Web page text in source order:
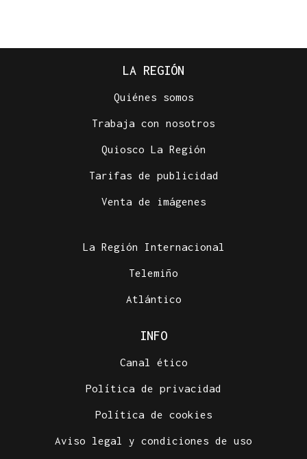
Galería | Celanova regresó a su pasado castrexo,
LA REGIÓN
Quiénes somos
Trabaja con nosotros
Quiosco La Región
Tarifas de publicidad
Venta de imágenes
La Región Internacional
Telemiño
Atlántico
INFO
Canal ético
Política de privacidad
Política de cookies
Aviso legal y condiciones de uso